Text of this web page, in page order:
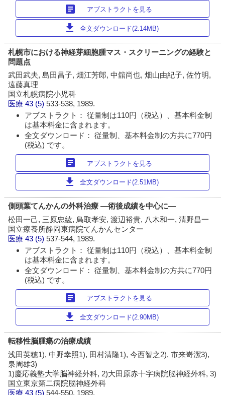
article アブストラクトを見る
download 全文ダウンロード(2.14MB)
札幌市における神経芽細胞腫マス・スクリーニングの経験と
問題点
武田武夫, 島田昌子, 畑江芳郎, 中舘尚也, 畑山由紀子, 佐竹明,
遠藤真理
国立札幌病院小児科
医療 43 (5)533-538, 1989.
アブストラクト： 従量制は110円（税込）、基本料金制
は基本料金に含まれます。
全文ダウンロード： 従量制、基本料金制の方共に770円
(税込) です。
article アブストラクトを見る
download 全文ダウンロード(2.51MB)
側頭葉てんかんの外科治療 ―術後成績を中心に―
松田一己, 三原忠紘, 鳥取孝安, 渡辺裕貴, 八木和一, 清野昌一
国立療養所静岡東病院てんかんセンター
医療 43 (5)537-544, 1989.
アブストラクト： 従量制は110円（税込）、基本料金制
は基本料金に含まれます。
全文ダウンロード： 従量制、基本料金制の方共に770円
(税込) です。
article アブストラクトを見る
download 全文ダウンロード(2.90MB)
転移性脳腫瘍の治療成績
浅田英穂1), 中野幸照1), 田村清隆1), 今西智之2), 市来嵜潔3),
泉周雄3)
1)慶応義塾大学脳神経外科, 2)大田原赤十字病院脳神経外科, 3)
国立東京第二病院脳神経外科
医療 43 (5)544-550, 1989.